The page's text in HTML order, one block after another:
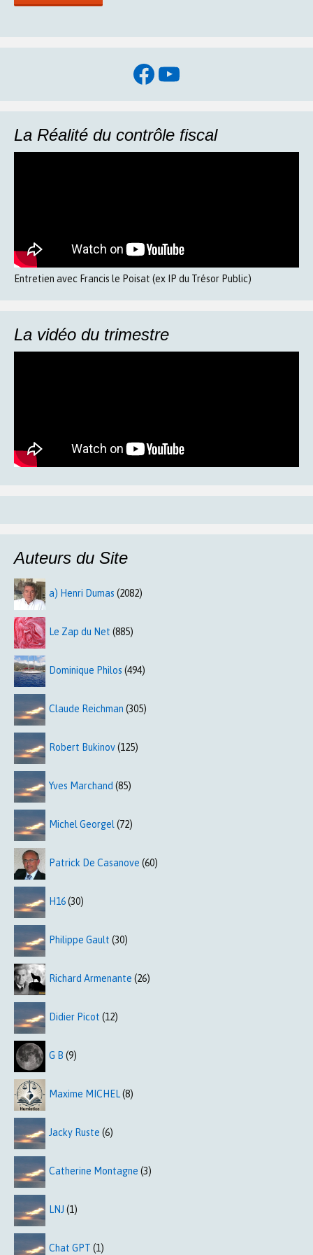
Facebook
YouTube
La Réalité du contrôle fiscal
Entretien avec Francis le Poisat (ex IP du Trésor Public)
La vidéo du trimestre
Auteurs du Site
a) Henri Dumas (2082)
Le Zap du Net (885)
Dominique Philos (494)
Claude Reichman (305)
Robert Bukinov(125)
Yves Marchand (85)
Michel Georgel (72)
Patrick De Casanove (60)
H16(30)
Philippe Gault (30)
Richard Armenante (26)
Didier Picot (12)
G B (9)
Maxime MICHEL(8)
Jacky Ruste (6)
Catherine Montagne (3)
LNJ (1)
Chat GPT (1)